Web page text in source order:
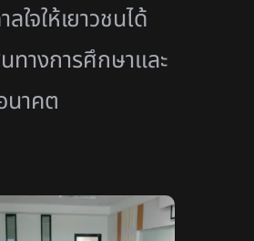
ใจให้เยาวชนได้
ทางการศึกษาและ
นาคต